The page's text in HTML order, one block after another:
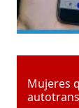
Mujeres